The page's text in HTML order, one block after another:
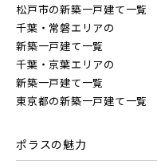
東武鉄道
さら
東久留米市(2)
松戸市の新築一戸建て一覧
千葉・常磐エリアの
新築一戸建て一覧
千葉・京葉エリアの
新築一戸建て一覧
東京都の新築一戸建て一覧
ポラスの魅力